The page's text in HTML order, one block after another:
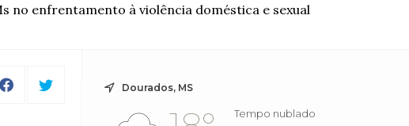
no enfrentamento à violência doméstica e sexual
Dourados, MS
Tempo nublado